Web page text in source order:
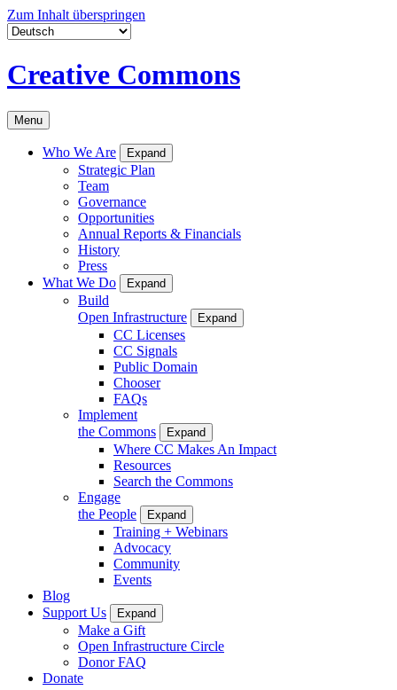
Zum Inhalt überspringen
Creative Commons
Menu
Who We Are Expand
Strategic Plan
Team
Governance
Opportunities
Annual Reports & Financials
History
Press
What We Do
Expand
Build
Open Infrastructure
Expand
CC Licenses
CC Signals
Public Domain
Chooser
FAQs
Implement
the Commons
Expand
Where CC Makes An Impact
Resources
Search the Commons
Engage
the People
Expand
Training + Webinars
Advocacy
Community
Events
Blog
Support Us
Expand
Make a Gift
Open Infrastructure Circle
Donor FAQ
Donate